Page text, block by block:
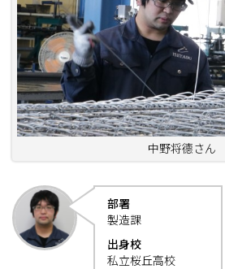
中野将德さん
部署
製造課
出身校
私立桜丘高校